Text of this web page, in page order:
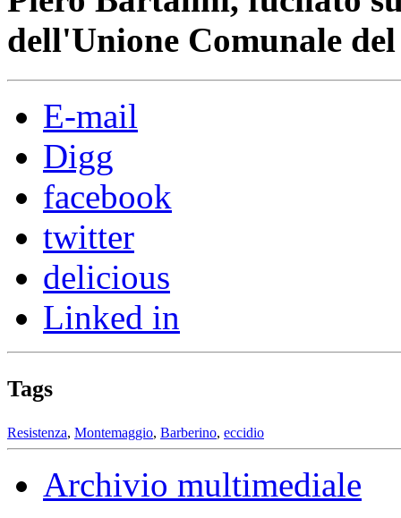
dell'Unione Comunale
E-mail
Digg
facebook
twitter
delicious
Linked in
Tags
Resistenza, Montemaggio, Barberino, eccidio
Archivio multimediale